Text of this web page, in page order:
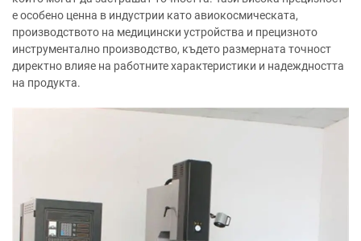
е особено ценна в индустрии като авиокосмическата,
производството на медицински устройства и прецизното
инструментално производство, където размерната точност
директно влияе на работните характеристики и надеждността
на продукта.